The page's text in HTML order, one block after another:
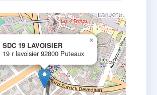
SDC 19 LAVOISIER
19 r lavoisier 92800 Puteaux
×